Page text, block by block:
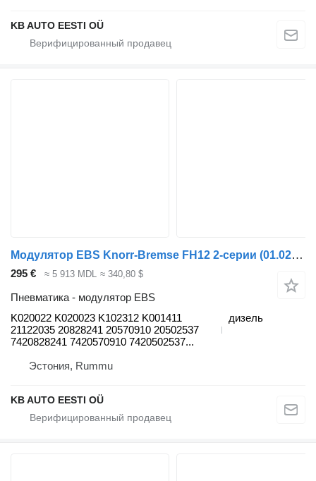
KB AUTO EESTI OÜ
Модулятор EBS Knorr-Bremse FH12 2-серии (01.02-) K020022 для грузовика Volvo FH12, FH16, NH12, FH
295 € ≈ 5 913 MDL ≈ 340,80 $
Пневматика - модулятор EBS
K020022 K020023 K102312 K001411
21122035 20828241 20570910 20502537
7420828241 7420570910 7420502537...
дизель
Эстония, Rummu
KB AUTO EESTI OÜ